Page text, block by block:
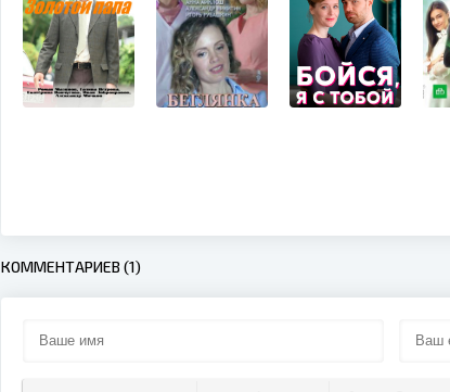
КОММЕНТАРИЕВ (1)